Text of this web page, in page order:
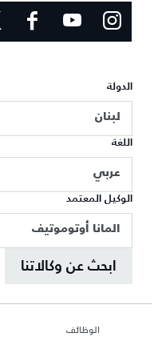
الدولة
لبنان
اللغة
عربي
الوكيل المعتمد
المانا أوتوموتيف
ابحث عن وكالاتنا
الوظائف